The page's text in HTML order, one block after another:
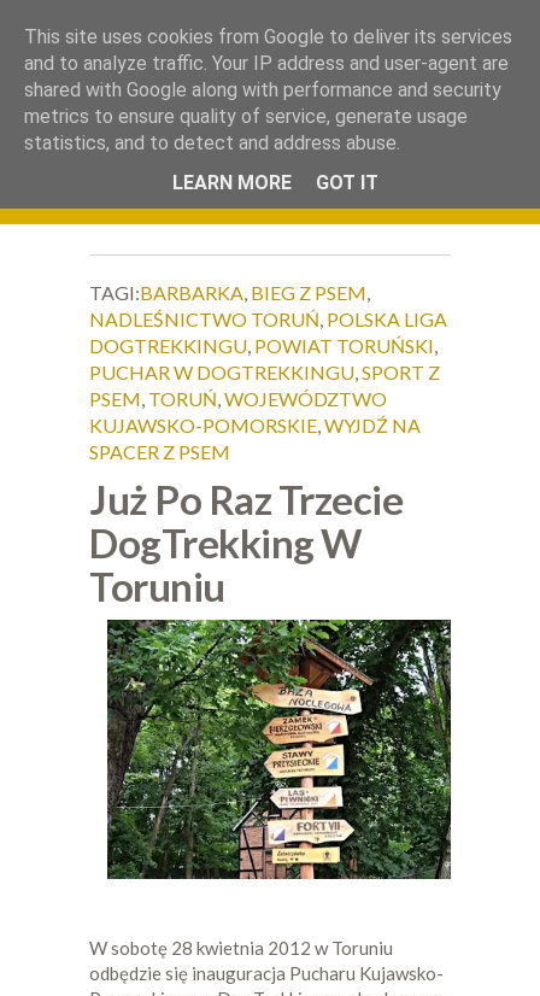
Okiem Obiektywu.
TAGI:BARBARKA, BIEG Z PSEM,
NADLEŚNICTWO TORUŃ, POLSKA LIGA
DOGTREKKINGU, POWIAT TORUŃSKI,
PUCHAR W DOGTREKKINGU,SPORT Z
PSEM, TORUŃ,WOJEWÓDZTWO
KUJAWSKO-POMORSKIE,WYJDŹ NA
SPACER Z PSEM
Już Po Raz Trzecie
DogTrekking W
Toruniu
W sobotę 28 kwietnia 2012 w Toruniu
odbędzie się inauguracja Pucharu Kujawsko-
This site uses cookies from Google to deliver its services
and to analyze traffic. Your IP address and user-agent are
shared with Google along with performance and security
metrics to ensure quality of service, generate usage
statistics, and to detect and address abuse.
LEARN MORE
GOT IT